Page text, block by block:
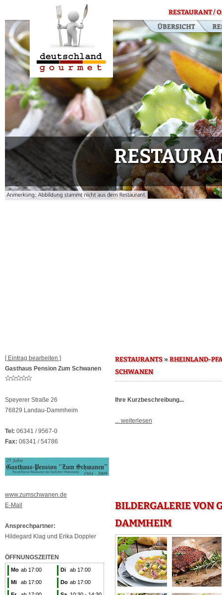
RESTAURANT /
[ Eintrag bearbeiten ]
Gasthaus Pension Zum Schwanen
Speyerer Straße 26
76829 Landau-Dammheim
Tel: 06341 / 9567-0
Fax: 06341 / 54786
www.zumschwanen.de
E-Mail
Ansprechpartner:
Hildegard Klag und Erika Doppler
ÖFFNUNGSZEITEN
Mo ab 17:00 Di ab 17:00
Mi ab 17:00 Do ab 17:00
RESTAURANTS»RHEINLAND-
SCHWANEN
Ihre Kurzbeschreibung...
... weiterlesen
BILDERGALERIE VON
DAMMHEIM